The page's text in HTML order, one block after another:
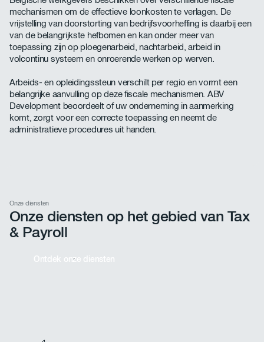
mechanismen om de effectieve loonkosten te verlagen. De
vrijstelling van doorstorting van bedrijfsvoorheffing is daarbij een
van de belangrijkste hefbomen en kan onder meer van
toepassing zijn op ploegenarbeid, nachtarbeid, arbeid in
volcontinu systeem en onroerende werken op werven.
Arbeids- en opleidingssteun verschilt per regio en vormt een
belangrijke aanvulling op deze fiscale mechanismen. ABV
Development beoordeelt of uw onderneming in aanmerking
komt, zorgt voor een correcte toepassing en neemt de
administratieve procedures uit handen.
Onze diensten
Onze diensten op het gebied van Tax
& Payroll
Ontdek onze diensten